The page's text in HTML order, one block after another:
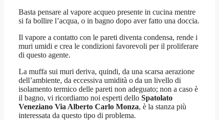
Basta pensare al vapore acqueo presente in cucina mentre
si fa bollire l’acqua, o in bagno dopo aver fatto una doccia.
Il vapore a contatto con le pareti diventa condensa, rende i
muri umidi e crea le condizioni favorevoli per il proliferare
di questo agente.
La muffa sui muri deriva, quindi, da una scarsa aerazione
dell’ambiente, da eccessiva umidità o da un livello di
isolamento termico delle pareti non adeguato; non a caso è
il bagno, vi ricordiamo noi esperti dello Spatolato
Veneziano Via Alberto Carlo Monza, è la stanza più
interessata da questo tipo di problema.